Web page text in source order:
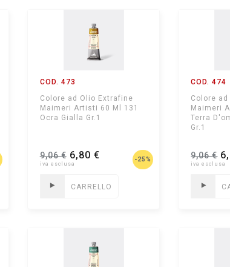
COD. 473
Colore ad Olio Extrafine
Maimeri Artisti 60 Ml 131
Ocra Gialla Gr.1
9,06 €6,80 € -25%
CARRELLO
COD. 474
Colore
Maimeri
Terra
Gr.1
9,06 €